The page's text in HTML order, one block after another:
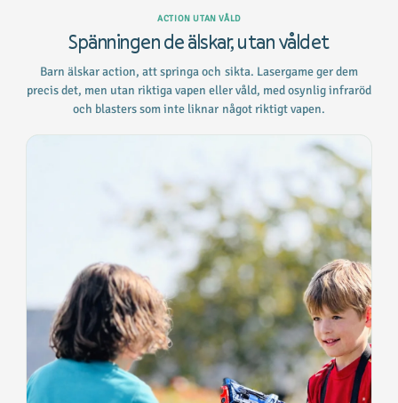
ACTION UTAN VÅLD
Spänningen de älskar, utan våldet
Barn älskar action, att springa och sikta. Lasergame ger dem
precis det, men utan riktiga vapen eller våld, med osynlig infraröd
och blasters som inte liknar något riktigt vapen.